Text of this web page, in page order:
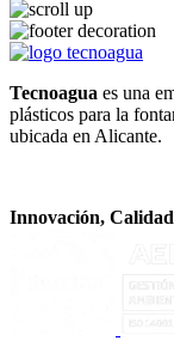
Tecnoagua es una
plásticos para la
ubicada en Alicante.
Innovación,